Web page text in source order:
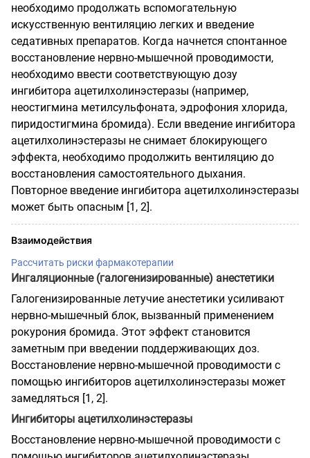
необходимо продолжать вспомогательную
искусственную вентиляцию легких и введение
седативных препаратов. Когда начнется спонтанное
восстановление нервно-мышечной проводимости,
необходимо ввести соответствующую дозу
ингибитора ацетилхолинэстеразы (например,
неостигмина метилсульфоната, эдрофония хлорида,
пиридостигмина бромида). Если введение ингибитора
ацетилхолинэстеразы не снимает блокирующего
эффекта, необходимо продолжить вентиляцию до
восстановления самостоятельного дыхания.
Повторное введение ингибитора ацетилхолинэстеразы
может быть опасным [1, 2].
Взаимодействия
Рассчитать риски фармакотерапии
Ингаляционные (галогенизированные) анестетики
Галогенизированные летучие анестетики усиливают
нервно-мышечный блок, вызванный применением
рокурония бромида. Этот эффект становится
заметным при введении поддерживающих доз.
Восстановление нервно-мышечной проводимости с
помощью ингибиторов ацетилхолинэстеразы может
замедляться [1, 2].
Ингибиторы ацетилхолинэстеразы
Восстановление нервно-мышечной проводимости с